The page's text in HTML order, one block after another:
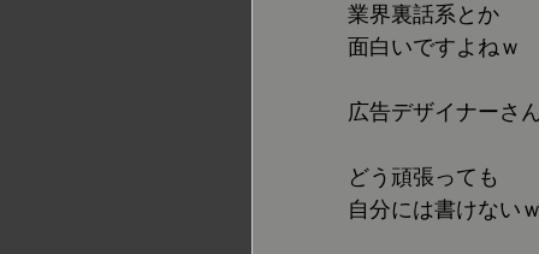
業界裏話系とか
面白いですよねｗ
広告デザイナーさ
どう頑張っても
自分には書けないｗ